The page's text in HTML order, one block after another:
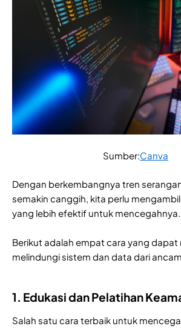
Sumber:Canva
Dengan berkembangnya tren
semakin canggih, kita perlu
yang lebih efektif untuk mencegahnya.
Berikut adalah empat cara yang
melindungi sistem dan data dari
1. Edukasi dan Pelatihan
Salah satu cara terbaik untuk